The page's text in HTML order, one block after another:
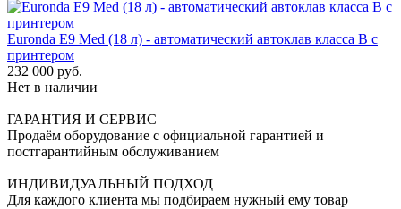
Euronda E9 Med (18 л) - автоматический автоклав класса B с
принтером
232 000 руб.
Нет в наличии
ГАРАНТИЯ И СЕРВИС
Продаём оборудование с официальной гарантией и
постгарантийным обслуживанием
ИНДИВИДУАЛЬНЫЙ ПОДХОД
Для каждого клиента мы подбираем нужный ему товар